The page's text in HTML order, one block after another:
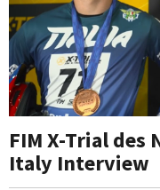
FIM X-Trial des
Italy Interview